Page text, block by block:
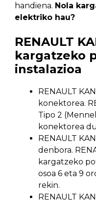
handiena. Nola
elektriko hau?
RENAULT
kargatzeko
instalazioa
RENAULT
konektorea.
Tipo 2
konektorea
RENAULT
denbora.
kargatzeko
osoa 6 eta 9
rekin.
RENAULT